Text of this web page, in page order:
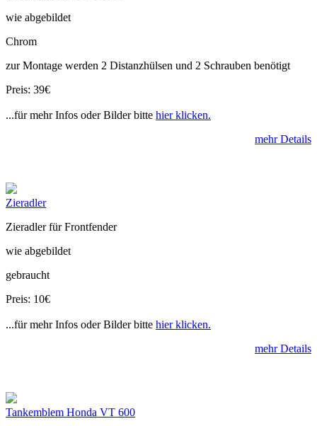
wie abgebildet
Chrom
zur Montage werden 2 Distanzhülsen und 2 Schrauben benötigt
Preis: 39€
...für mehr Infos oder Bilder bitte hier klicken.
mehr Details
Zieradler
Zieradler für Frontfender
wie abgebildet
gebraucht
Preis: 10€
...für mehr Infos oder Bilder bitte hier klicken.
mehr Details
Tankemblem Honda VT 600